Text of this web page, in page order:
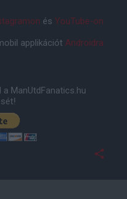
és YouTube-on
applikációt Androidra
ManUtdFanatics.hu